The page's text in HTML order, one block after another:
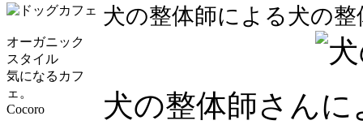
オーガニック
スタイル
気になるカフ
ェ。
Cocoro
犬の整体師による犬の整
犬の整体師さん